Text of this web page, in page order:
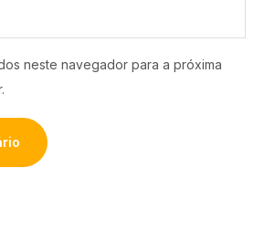
neste navegador para a próxima